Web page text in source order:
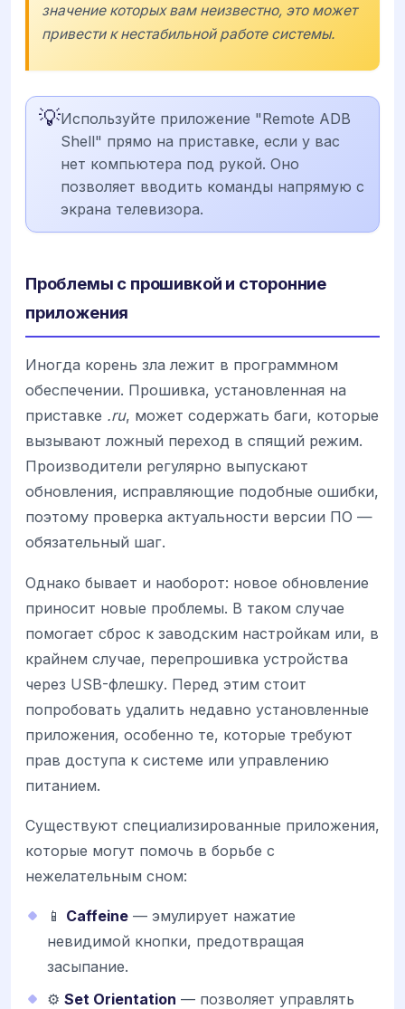
значение которых вам неизвестно, это может
привести к нестабильной работе системы.
💡Используйте приложение "Remote ADB
Shell" прямо на приставке, если у вас
нет компьютера под рукой. Оно
позволяет вводить команды напрямую с
экрана телевизора.
Проблемы с прошивкой и сторонние
приложения
Иногда корень зла лежит в программном
обеспечении. Прошивка, установленная на
приставке .ru, может содержать баги, которые
вызывают ложный переход в спящий режим.
Производители регулярно выпускают
обновления, исправляющие подобные ошибки,
поэтому проверка актуальности версии ПО —
обязательный шаг.
Однако бывает и наоборот: новое обновление
приносит новые проблемы. В таком случае
помогает сброс к заводским настройкам или, в
крайнем случае, перепрошивка устройства
через USB-флешку. Перед этим стоит
попробовать удалить недавно установленные
приложения, особенно те, которые требуют
прав доступа к системе или управлению
питанием.
Существуют специализированные приложения,
которые могут помочь в борьбе с
нежелательным сном:
📱 Caffeine — эмулирует нажатие
невидимой кнопки, предотвращая
засыпание.
⚙️ Set Orientation — позволяет управлять